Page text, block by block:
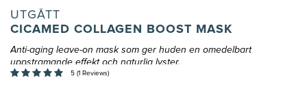
UTGÅTT
CICAMED COLLAGEN BOOST MASK
Anti-aging leave-on mask som ger huden en omedelbart
uppstramande effekt och naturlig lyster.
5 (1 Reviews)